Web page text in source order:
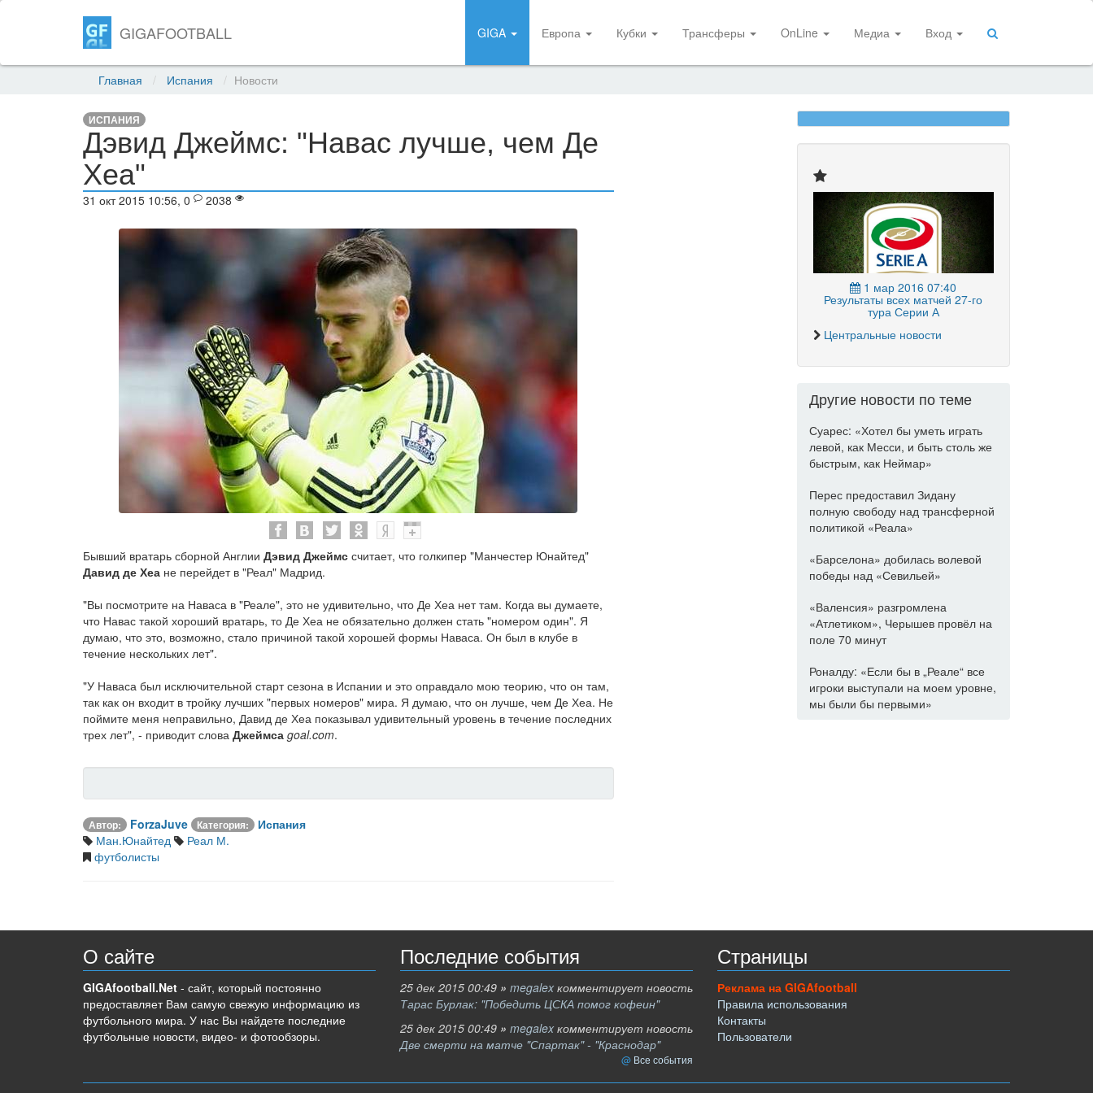
GIGAFOOTBALL GIGA Европа Кубки Трансферы OnLine Медиа Вход
Главная Испания Новости
ИСПАНИЯ
Дэвид Джеймс: "Навас лучше, чем Де
Хеа"
31 окт 2015 10:56, 0 2038
Бывший вратарь сборной Англии Дэвид Джеймс считает, что голкипер "Манчестер Юнайтед"
Давид де Хеа не перейдет в "Реал" Мадрид.
"Вы посмотрите на Наваса в "Реале", это не удивительно, что Де Хеа нет там. Когда вы думаете,
что Навас такой хороший вратарь, то Де Хеа не обязательно должен стать "номером один". Я
думаю, что это, возможно, стало причиной такой хорошей формы Наваса. Он был в клубе в
течение нескольких лет".
"У Наваса был исключительной старт сезона в Испании и это оправдало мою теорию, что он там,
так как он входит в тройку лучших "первых номеров" мира. Я думаю, что он лучше, чем Де Хеа. Не
поймите меня неправильно, Давид де Хеа показывал удивительный уровень в течение последних
трех лет", - приводит слова Джеймса goal.com.
Автор: ForzaJuve Категория:
Испания
Ман.Юнайтед
Реал М.
футболисты
1 мар 2016 07:40
Результаты всех матчей 27-го
тура Серии А
Центральные новости
Другие новости по теме
Суарес: «Хотел бы уметь играть
левой, как Месси, и быть столь же
быстрым, как Неймар»
Перес предоставил Зидану
полную свободу над трансферной
политикой «Реала»
«Барселона» добилась волевой
победы над «Севильей»
«Валенсия» разгромлена
«Атлетиком», Черышев провёл на
поле 70 минут
Роналду: «Если бы в „Реале“ все
игроки выступали на моем уровне,
мы были бы первыми»
О сайте
GIGAfootball.Net - сайт, который постоянно
предоставляет Вам самую свежую информацию из
футбольного мира. У нас Вы найдете последние
футбольные новости, видео- и фотообзоры.
Последние события
25 дек 2015 00:49 » megalex комментирует новость
Тарас Бурлак: "Победить ЦСКА помог кофеин"
25 дек 2015 00:49 » megalex комментирует новость
Две смерти на матче "Спартак" - "Краснодар"
Все события
Страницы
Реклама на GIGAfootball
Правила использования
Контакты
Пользователи